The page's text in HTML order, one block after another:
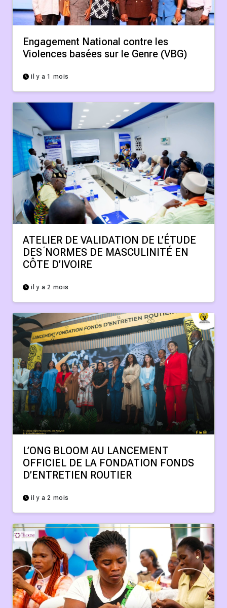
Engagement National contre les
Violences basées sur le Genre (VBG)
il y a 1 mois
ATELIER DE VALIDATION DE L’ÉTUDE
DES ́NORMES DE MASCULINITÉ EN
CÔTE D’IVOIRE
il y a 2 mois
L’ONG BLOOM AU LANCEMENT
OFFICIEL DE LA FONDATION FONDS
D’ENTRETIEN ROUTIER
il y a 2 mois